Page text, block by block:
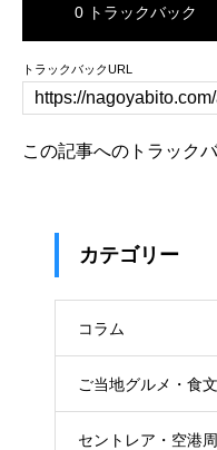
0 トラックバック
トラックバックURL
この記事へのトラック
カテゴリー
コラム
ご当地グルメ・食
セントレア・空港